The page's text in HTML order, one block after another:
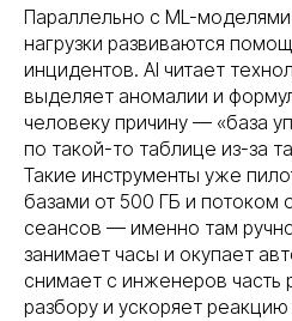
Параллельно с ML-
нагрузки развиваются
инцидентов. AI читает
выделяет аномалии и
человеку причину — «база
по такой-то таблице из-за
Такие инструменты уже
базами от 500 ГБ и
сеансов — именно там
занимает часы и окупает
снимает с инженеров часть
разбору и ускоряет